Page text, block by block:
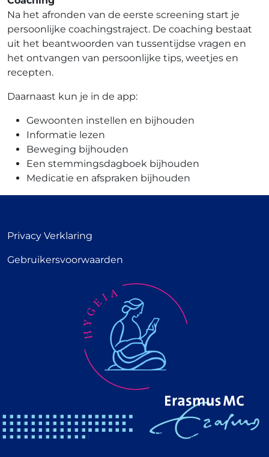
Na het afronden van de eerste screening start je
persoonlijke coachingstraject. De coaching bestaat
uit het beantwoorden van tussentijdse vragen en
het ontvangen van persoonlijke tips, weetjes en
recepten.
Daarnaast kun je in de app:
Gewoonten instellen en bijhouden
Informatie lezen
Beweging bijhouden
Een stemmingsdagboek bijhouden
Medicatie en afspraken bijhouden
Privacy Verklaring
Gebruikersvoorwaarden